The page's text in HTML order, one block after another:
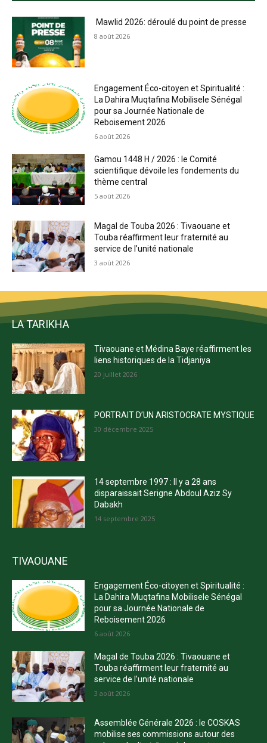
Mawlid 2026: déroulé du point de presse
8 août 2026
Engagement Éco-citoyen et Spiritualité :
La Dahira Muqtafina Mobilisele Sénégal
pour sa Journée Nationale de
Reboisement 2026
6 août 2026
Gamou 1448 H / 2026 : le Comité
scientifique dévoile les fondements du
thème central
5 août 2026
Magal de Touba 2026 : Tivaouane et
Touba réaffirment leur fraternité au
service de l’unité nationale
3 août 2026
LA TARIKHA
Tivaouane et Médina Baye réaffirment les
liens historiques de la Tidjaniya
20 juillet 2026
PORTRAIT D’UN ARISTOCRATE MYSTIQUE
30 décembre 2025
14 septembre 1997 : Il y a 28 ans
disparaissait Serigne Abdoul Aziz Sy
Dabakh
14 septembre 2025
TIVAOUANE
Engagement Éco-citoyen et Spiritualité :
La Dahira Muqtafina Mobilisele Sénégal
pour sa Journée Nationale de
Reboisement 2026
6 août 2026
Magal de Touba 2026 : Tivaouane et
Touba réaffirment leur fraternité au
service de l’unité nationale
3 août 2026
Assemblée Générale 2026 : le COSKAS
mobilise ses commissions autour des